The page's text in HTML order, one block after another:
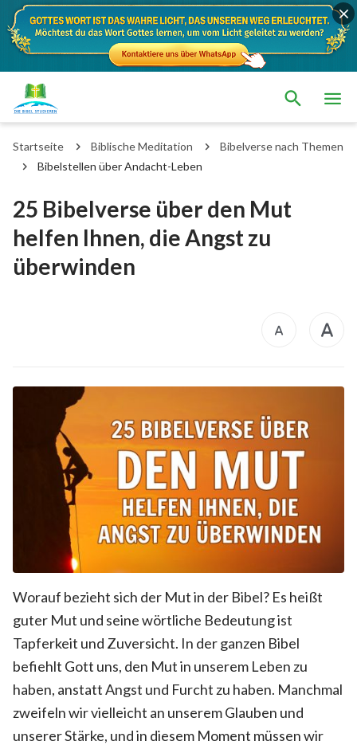
Startseite Biblische Meditation
Bibelverse nach Themen
Bibelstellen über Andacht-Leben
25 Bibelverse über den Mut
helfen Ihnen, die Angst zu
überwinden
Worauf bezieht sich der Mut in der Bibel? Es heißt
guter Mut und seine wörtliche Bedeutung ist
Tapferkeit und Zuversicht. In der ganzen Bibel
befiehlt Gott uns, den Mut in unserem Leben zu
haben, anstatt Angst und Furcht zu haben. Manchmal
zweifeln wir vielleicht an unserem Glauben und
unserer Stärke, und in diesem Moment müssen wir